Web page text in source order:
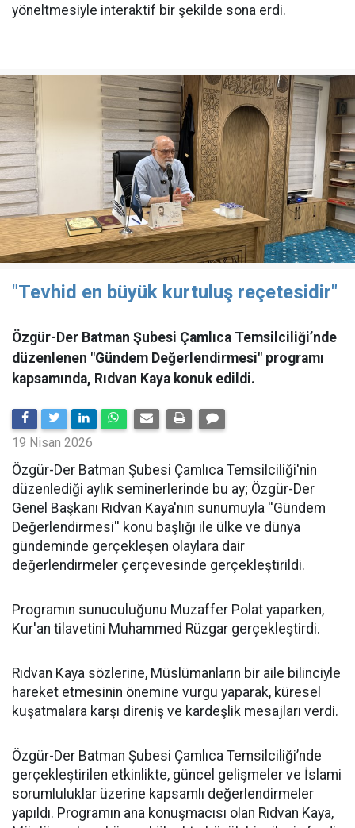
yöneltmesiyle interaktif bir şekilde sona erdi.
"Tevhid en büyük kurtuluş reçetesidir"
Özgür-Der Batman Şubesi Çamlıca Temsilciliği’nde
düzenlenen "Gündem Değerlendirmesi" programı
kapsamında, Rıdvan Kaya konuk edildi.
19 Nisan 2026
​Özgür-Der Batman Şubesi Çamlıca Temsilciliği'nin
düzenlediği aylık seminerlerinde bu ay; Özgür-Der
Genel Başkanı Rıdvan Kaya'nın sunumuyla ''Gündem
Değerlendirmesi'' konu başlığı ile ülke ve dünya
gündeminde gerçekleşen olaylara dair
değerlendirmeler çerçevesinde gerçekleştirildi.
Programın sunuculuğunu Muzaffer Polat yaparken,
Kur'an tilavetini Muhammed Rüzgar gerçekleştirdi.
Rıdvan Kaya sözlerine, Müslümanların bir aile bilinciyle
hareket etmesinin önemine vurgu yaparak, küresel
kuşatmalara karşı direniş ve kardeşlik mesajları verdi.
Özgür-Der Batman Şubesi Çamlıca Temsilciliği’nde
gerçekleştirilen etkinlikte, güncel gelişmeler ve İslami
sorumluluklar üzerine kapsamlı değerlendirmeler
yapıldı. Programın ana konuşmacısı olan Rıdvan Kaya,